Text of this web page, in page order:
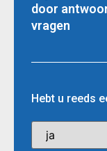
door
vragen
Hebt u reeds